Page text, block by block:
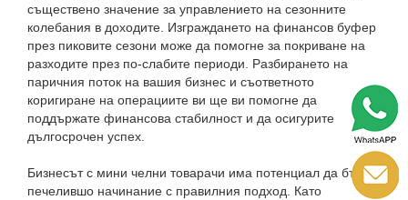
съществено значение за управлението на сезонните
колебания в доходите. Изграждането на финансов буфер
през пиковите сезони може да помогне за покриване на
разходите през по-слабите периоди. Разбирането на
паричния поток на вашия бизнес и съответното
коригиране на операциите ви ще ви помогне да
поддържате финансова стабилност и да осигурите
дългосрочен успех.
Бизнесът с мини челни товарачи има потенциал да бъде
печелившо начинание с правилния подход. Като